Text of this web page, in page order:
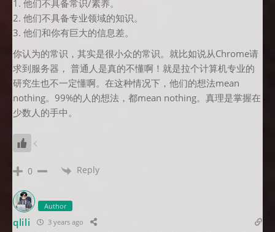
1. 他们不具备常识/素养。
2. 他们不具备专业领域的知识。
3. 他们和你有巨大的信息差。
你认为的常识，其实是很小众的常识。就比如说从Chrome请
求到服务器， 普通人是真的不懂啊！就是拉个计算机专业的
研究生也不一定懂啊。在这种情况下，他们的想法mean
nothing。99%的人的想法，都mean nothing。真理是掌握在
少数人的手中。
0 Reply
Author
qlili 3 years ago